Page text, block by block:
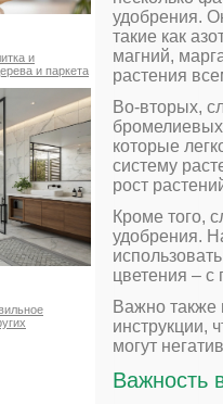
и
и паркета
удобрения.
такие как
магний,
растения
Во-вторых,
бромелиевых
которые
систему
рост
Кроме того,
удобрения.
цветения –
Важно также
инструкции,
могут
Важность